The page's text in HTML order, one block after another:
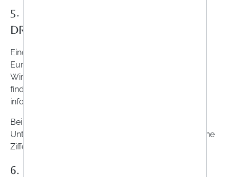
5. DATENÜBERMITTLUNG IN EIN
DRITTLAND
Eine Datenübermittlung an Länder außerhalb der
Europäischen Union (EU) bzw. des Europäischen
Wirtschaftsraums (EWR) in sogenannte Drittländer
findet nur statt, soweit wir Sie gesondert darüber
informieren.
Bei der Nutzung unserer Website können Daten an
Unternehmen in Drittländern übermittelt werden, siehe
Ziffer 7.
6. DAUER DER DATENSPEICHERUNG